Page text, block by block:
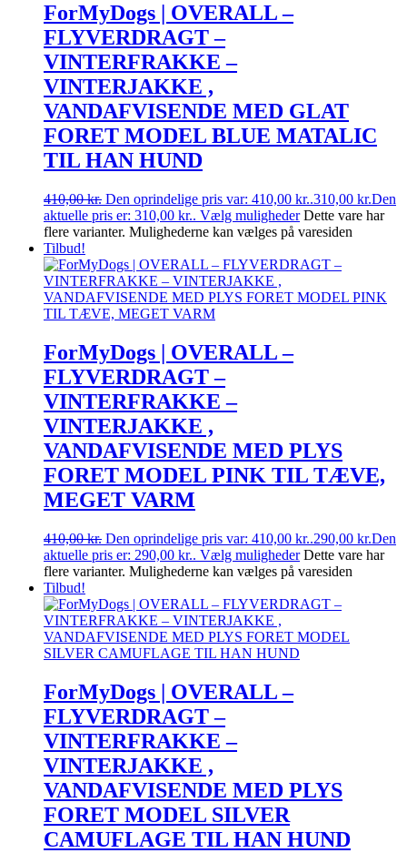
ForMyDogs | OVERALL –
FLYVERDRAGT –
VINTERFRAKKE –
VINTERJAKKE ,
VANDAFVISENDE MED GLAT
FORET MODEL BLUE MATALIC
TIL HAN HUND
410,00kr. Den oprindelige pris var: 410,00 kr..310,00 kr.Den
aktuelle pris er: 310,00 kr.. Vælg muligheder Dette vare har
flere varianter. Mulighederne kan vælges på varesiden
Tilbud!
ForMyDogs | OVERALL –
FLYVERDRAGT –
VINTERFRAKKE –
VINTERJAKKE ,
VANDAFVISENDE MED PLYS
FORET MODEL PINK TIL TÆVE,
MEGET VARM
410,00kr. Den oprindelige pris var: 410,00 kr..290,00 kr.Den
aktuelle pris er: 290,00 kr.. Vælg muligheder Dette vare har
flere varianter. Mulighederne kan vælges på varesiden
Tilbud!
ForMyDogs | OVERALL –
FLYVERDRAGT –
VINTERFRAKKE –
VINTERJAKKE ,
VANDAFVISENDE MED PLYS
FORET MODEL SILVER
CAMUFLAGE TIL HAN HUND